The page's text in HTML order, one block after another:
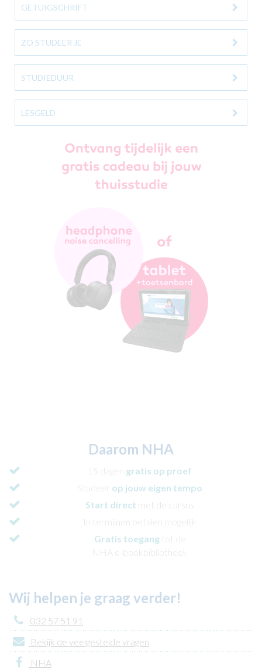
GETUIGSCHRIFT
ZO STUDEER JE
STUDIEDUUR
LESGELD
Daarom NHA
15 dagen gratis op proef
Studeer op jouw eigen tempo
Start direct met de cursus
In termijnen betalen mogelijk
Gratis toegangtot de
NHA e-bookbibliotheek
Wij helpen je graag verder!
032 57 51 91
Bekijk de veelgestelde vragen
NHA